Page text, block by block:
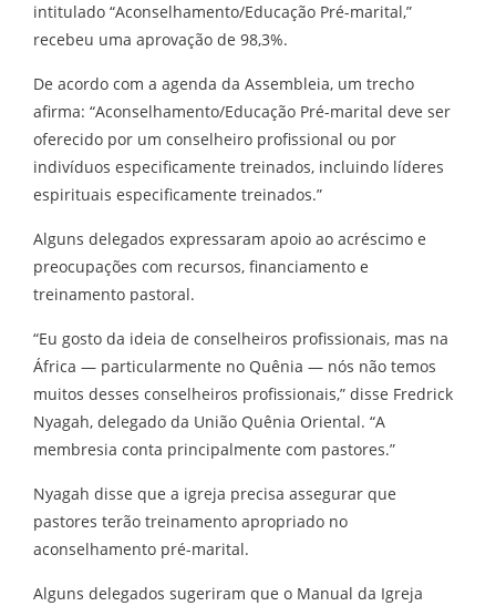
intitulado “Aconselhamento/Educação Pré-marital,”
recebeu uma aprovação de 98,3%.
De acordo com a agenda da Assembleia, um trecho
afirma: “Aconselhamento/Educação Pré-marital deve ser
oferecido por um conselheiro profissional ou por
indivíduos especificamente treinados, incluindo líderes
espirituais especificamente treinados.”
Alguns delegados expressaram apoio ao acréscimo e
preocupações com recursos, financiamento e
treinamento pastoral.
“Eu gosto da ideia de conselheiros profissionais, mas na
África — particularmente no Quênia — nós não temos
muitos desses conselheiros profissionais,” disse Fredrick
Nyagah, delegado da União Quênia Oriental. “A
membresia conta principalmente com pastores.”
Nyagah disse que a igreja precisa assegurar que
pastores terão treinamento apropriado no
aconselhamento pré-marital.
Alguns delegados sugeriram que o Manual da Igreja